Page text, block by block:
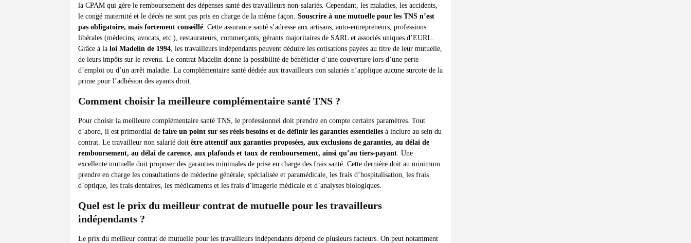
la CPAM qui gère le remboursement des dépenses santé des travailleurs non-salariés. Cependant, les maladies, les accidents,
le congé maternité et le décès ne sont pas pris en charge de la même façon. Souscrire à une mutuelle pour les TNS n’est
pas obligatoire, mais fortement conseillé . Cette assurance santé s’adresse aux artisans, auto-entrepreneurs, professions
libérales (médecins, avocats, etc.), restaurateurs, commerçants, gérants majoritaires de SARL et associés uniques d’EURL.
Grâce à la loi Madelin de 1994 , les travailleurs indépendants peuvent déduire les cotisations payées au titre de leur mutuelle,
de leurs impôts sur le revenu. Le contrat Madelin donne la possibilité de bénéficier d’une couverture lors d’une perte
d’emploi ou d’un arrêt maladie. La complémentaire santé dédiée aux travailleurs non salariés n’applique aucune surcote de la
prime pour l’adhésion des ayants droit.
Comment choisir la meilleure complémentaire santé TNS ?
Pour choisir la meilleure complémentaire santé TNS, le professionnel doit prendre en compte certains paramètres. Tout
d’abord, il est primordial de faire un point sur ses réels besoins et de définir les garanties essentielles à inclure au sein du
contrat. Le travailleur non salarié doit être attentif aux garanties proposées, aux exclusions de garanties, au délai de
remboursement, au délai de carence, aux plafonds et taux de remboursement, ainsi qu’au tiers-payant . Une
excellente mutuelle doit proposer des garanties minimales de prise en charge des frais santé. Cette dernière doit au minimum
prendre en charge les consultations de médecine générale, spécialisée et paramédicale, les frais d’hospitalisation, les frais
d’optique, les frais dentaires, les médicaments et les frais d’imagerie médicale et d’analyses biologiques.
Quel est le prix du meilleur contrat de mutuelle pour les travailleurs
indépendants ?
Le prix du meilleur contrat de mutuelle pour les travailleurs indépendants dépend de plusieurs facteurs. On peut notamment